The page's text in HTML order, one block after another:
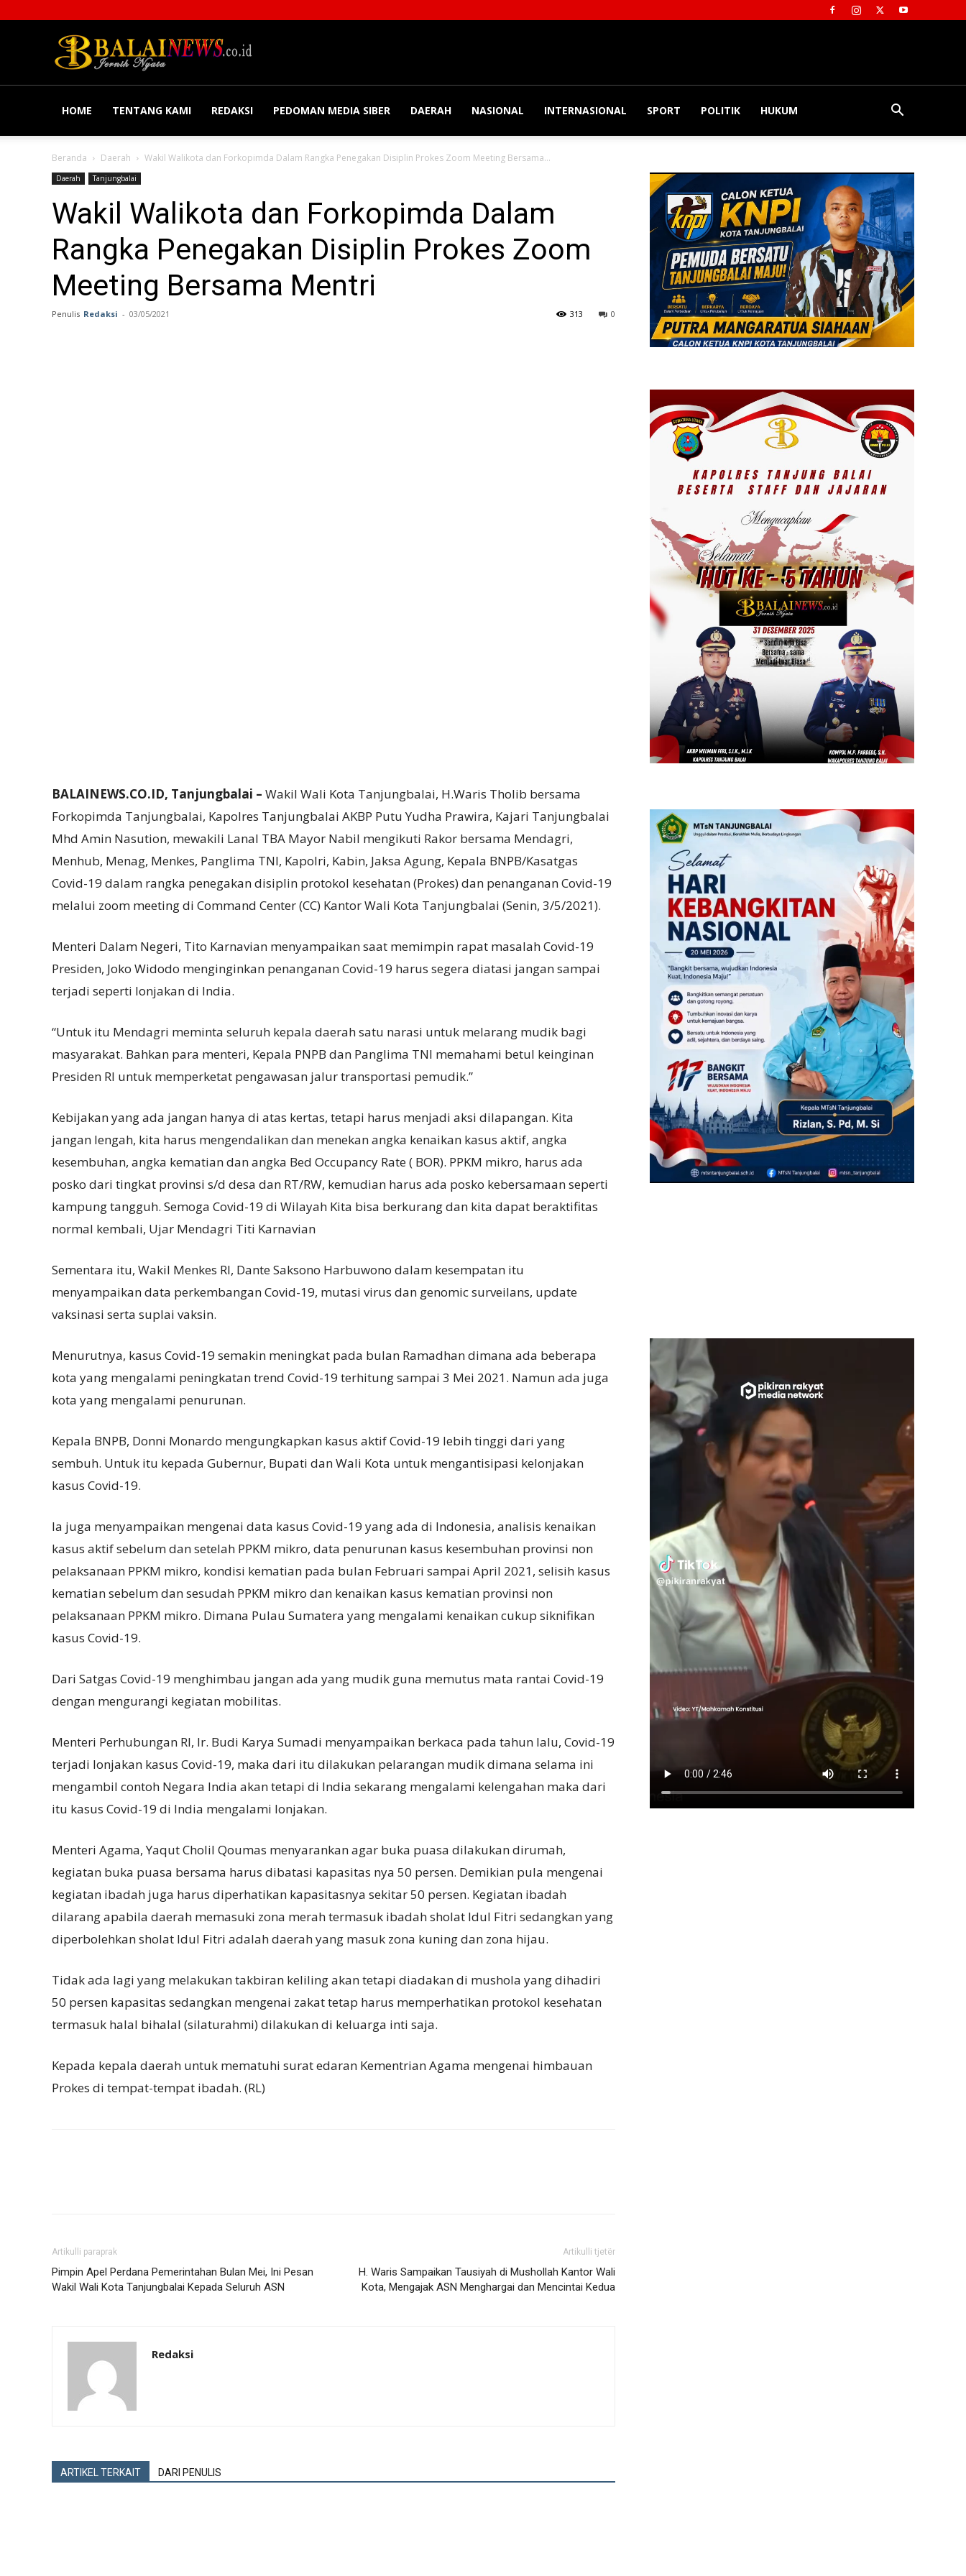
HOME TENTANG KAMI REDAKSI PEDOMAN MEDIA SIBER DAERAH NASIONAL INTERNASIONAL SPORT POLITIK HUKUM
Beranda Daerah Wakil Walikota dan Forkopimda Dalam Rangka Penegakan Disiplin Prokes Zoom Meeting Bersama...
Daerah Tanjungbalai
Wakil Walikota dan Forkopimda Dalam
Rangka Penegakan Disiplin Prokes Zoom
Meeting Bersama Mentri
Penulis Redaksi - 03/05/2021 0
313
BALAINEWS.CO.ID, Tanjungbalai – Wakil Wali Kota Tanjungbalai, H.Waris Tholib bersama
Forkopimda Tanjungbalai, Kapolres Tanjungbalai AKBP Putu Yudha Prawira, Kajari Tanjungbalai
Mhd Amin Nasution, mewakili Lanal TBA Mayor Nabil mengikuti Rakor bersama Mendagri,
Menhub, Menag, Menkes, Panglima TNI, Kapolri, Kabin, Jaksa Agung, Kepala BNPB/Kasatgas
Covid-19 dalam rangka penegakan disiplin protokol kesehatan (Prokes) dan penanganan Covid-19
melalui zoom meeting di Command Center (CC) Kantor Wali Kota Tanjungbalai (Senin, 3/5/2021).
Menteri Dalam Negeri, Tito Karnavian menyampaikan saat memimpin rapat masalah Covid-19
Presiden, Joko Widodo menginginkan penanganan Covid-19 harus segera diatasi jangan sampai
terjadi seperti lonjakan di India.
“Untuk itu Mendagri meminta seluruh kepala daerah satu narasi untuk melarang mudik bagi
masyarakat. Bahkan para menteri, Kepala PNPB dan Panglima TNI memahami betul keinginan
Presiden RI untuk memperketat pengawasan jalur transportasi pemudik.”
Kebijakan yang ada jangan hanya di atas kertas, tetapi harus menjadi aksi dilapangan. Kita
jangan lengah, kita harus mengendalikan dan menekan angka kenaikan kasus aktif, angka
kesembuhan, angka kematian dan angka Bed Occupancy Rate ( BOR). PPKM mikro, harus ada
posko dari tingkat provinsi s/d desa dan RT/RW, kemudian harus ada posko kebersamaan seperti
kampung tangguh. Semoga Covid-19 di Wilayah Kita bisa berkurang dan kita dapat beraktifitas
normal kembali, Ujar Mendagri Titi Karnavian
Sementara itu, Wakil Menkes RI, Dante Saksono Harbuwono dalam kesempatan itu
menyampaikan data perkembangan Covid-19, mutasi virus dan genomic surveilans, update
vaksinasi serta suplai vaksin.
Menurutnya, kasus Covid-19 semakin meningkat pada bulan Ramadhan dimana ada beberapa
kota yang mengalami peningkatan trend Covid-19 terhitung sampai 3 Mei 2021. Namun ada juga
kota yang mengalami penurunan.
Kepala BNPB, Donni Monardo mengungkapkan kasus aktif Covid-19 lebih tinggi dari yang
sembuh. Untuk itu kepada Gubernur, Bupati dan Wali Kota untuk mengantisipasi kelonjakan
kasus Covid-19.
Ia juga menyampaikan mengenai data kasus Covid-19 yang ada di Indonesia, analisis kenaikan
kasus aktif sebelum dan setelah PPKM mikro, data penurunan kasus kesembuhan provinsi non
pelaksanaan PPKM mikro, kondisi kematian pada bulan Februari sampai April 2021, selisih kasus
kematian sebelum dan sesudah PPKM mikro dan kenaikan kasus kematian provinsi non
pelaksanaan PPKM mikro. Dimana Pulau Sumatera yang mengalami kenaikan cukup siknifikan
kasus Covid-19.
Dari Satgas Covid-19 menghimbau jangan ada yang mudik guna memutus mata rantai Covid-19
dengan mengurangi kegiatan mobilitas.
Menteri Perhubungan RI, Ir. Budi Karya Sumadi menyampaikan berkaca pada tahun lalu, Covid-19
terjadi lonjakan kasus Covid-19, maka dari itu dilakukan pelarangan mudik dimana selama ini
mengambil contoh Negara India akan tetapi di India sekarang mengalami kelengahan maka dari
itu kasus Covid-19 di India mengalami lonjakan.
Menteri Agama, Yaqut Cholil Qoumas menyarankan agar buka puasa dilakukan dirumah,
kegiatan buka puasa bersama harus dibatasi kapasitas nya 50 persen. Demikian pula mengenai
kegiatan ibadah juga harus diperhatikan kapasitasnya sekitar 50 persen. Kegiatan ibadah
dilarang apabila daerah memasuki zona merah termasuk ibadah sholat Idul Fitri sedangkan yang
diperbolehkan sholat Idul Fitri adalah daerah yang masuk zona kuning dan zona hijau.
Tidak ada lagi yang melakukan takbiran keliling akan tetapi diadakan di mushola yang dihadiri
50 persen kapasitas sedangkan mengenai zakat tetap harus memperhatikan protokol kesehatan
termasuk halal bihalal (silaturahmi) dilakukan di keluarga inti saja.
Kepada kepala daerah untuk mematuhi surat edaran Kementrian Agama mengenai himbauan
Prokes di tempat-tempat ibadah. (RL)
Artikulli paraprak
Pimpin Apel Perdana Pemerintahan Bulan Mei, Ini Pesan
Wakil Wali Kota Tanjungbalai Kepada Seluruh ASN
Artikulli tjetër
H. Waris Sampaikan Tausiyah di Mushollah Kantor Wali
Kota, Mengajak ASN Menghargai dan Mencintai Kedua
Redaksi
ARTIKEL TERKAIT DARI PENULIS